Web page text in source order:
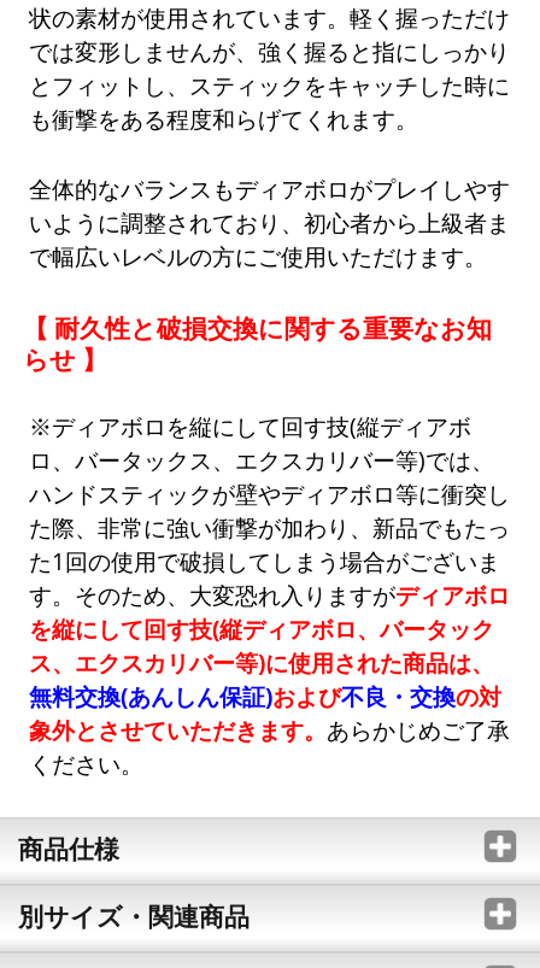
状の素材が使用されています。軽く握っただけ
では変形しませんが、強く握ると指にしっかり
とフィットし、スティックをキャッチした時に
も衝撃をある程度和らげてくれます。
全体的なバランスもディアボロがプレイしやす
いように調整されており、初心者から上級者ま
で幅広いレベルの方にご使用いただけます。
【 耐久性と破損交換に関する重要なお知
らせ 】
※ディアボロを縦にして回す技(縦ディアボ
ロ、バータックス、エクスカリバー等)では、
ハンドスティックが壁やディアボロ等に衝突し
た際、非常に強い衝撃が加わり、新品でもたっ
た1回の使用で破損してしまう場合がございま
す。そのため、大変恐れ入りますがディアボロ
を縦にして回す技(縦ディアボロ、バータック
ス、エクスカリバー等)に使用された商品は、
無料交換(あんしん保証)および不良・交換の対
象外とさせていただきます。 あらかじめご了承
ください。
商品仕様
別サイズ・関連商品